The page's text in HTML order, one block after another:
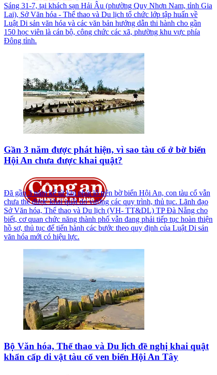
Sáng 31-7, tại khách sạn Hải Âu (phường Quy Nhơn Nam, tỉnh Gia
Lai), Sở Văn hóa - Thể thao và Du lịch tổ chức lớp tập huấn về
Luật Di sản văn hóa và các văn bản hướng dẫn thi hành cho gần
150 học viên là cán bộ, công chức các xã, phường khu vực phía
Đông tỉnh.
Gần 3 năm được phát hiện, vì sao tàu cổ ở bờ biển
Hội An chưa được khai quật?
Đã gần 3 năm kể từ khi phát lộ trên bờ biển Hội An, con tàu cổ vẫn
chưa thể được khai quật do vướng các quy trình, thủ tục. Lãnh đạo
Sở Văn hóa, Thể thao và Du lịch (VH- TT&DL) TP Đà Nẵng cho
biết, cơ quan chức năng thành phố vẫn đang phải tiếp tục hoàn thiện
hồ sơ, thủ tục để tiến hành các bước theo quy định của Luật Di sản
văn hóa mới có hiệu lực.
Bộ Văn hóa, Thể thao và Du lịch đề nghị khai quật
khẩn cấp di vật tàu cổ ven biển Hội An Tây